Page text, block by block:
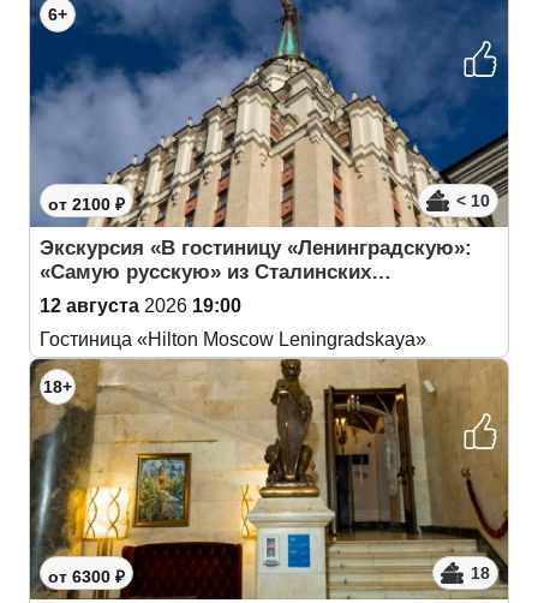
6+
от 2100 ₽ < 10
Экскурсия «В гостиницу «Ленинградскую»:
«Самую русскую» из Сталинских…
12 августа 2026 19:00
Гостиница «Hilton Moscow Leningradskaya»
18+
от 6300 ₽ 18